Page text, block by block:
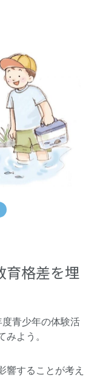
育格差を埋
度青少年の体験活
みよう。
響することが考え